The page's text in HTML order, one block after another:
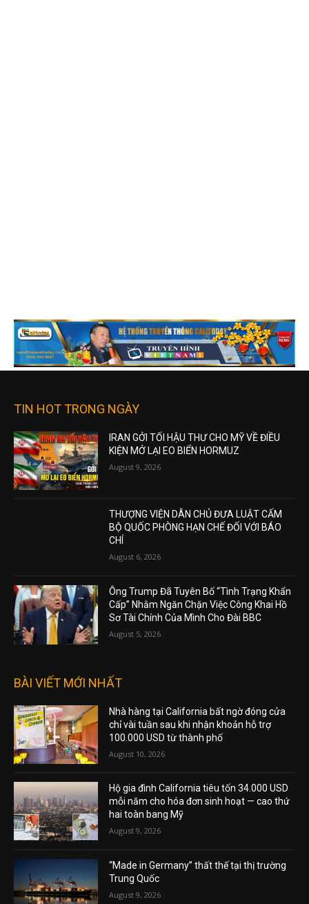
TIN HOT TRONG NGÀY
IRAN GỞI TỐI HẬU THƯ CHO MỸ VỀ ĐIỀU
KIỆN MỞ LẠI EO BIỂN HORMUZ
August 9, 2026
THƯỢNG VIỆN DÂN CHỦ ĐƯA LUẬT CẤM
BỘ QUỐC PHÒNG HẠN CHẾ ĐỐI VỚI BÁO
CHÍ
August 6, 2026
Ông Trump Đã Tuyên Bố “Tình Trạng Khẩn
Cấp” Nhằm Ngăn Chặn Việc Công Khai Hồ
Sơ Tài Chính Của Mình Cho Đài BBC
August 5, 2026
BÀI VIẾT MỚI NHẤT
Nhà hàng tại California bất ngờ đóng cửa
chỉ vài tuần sau khi nhận khoản hỗ trợ
100.000 USD từ thành phố
August 10, 2026
Hộ gia đình California tiêu tốn 34.000 USD
mỗi năm cho hóa đơn sinh hoạt — cao thứ
hai toàn bang Mỹ
August 9, 2026
“Made in Germany” thất thế tại thị trường
Trung Quốc
August 9, 2026